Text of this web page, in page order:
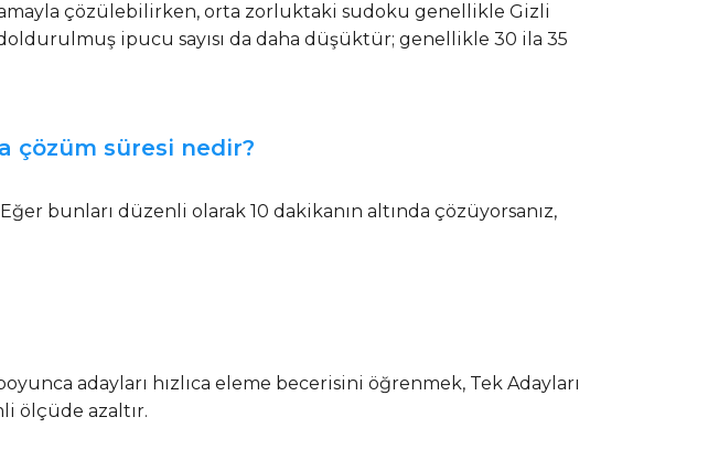
çözülebilirken, orta zorluktaki sudoku genellikle Gizli
ipucu sayısı da daha düşüktür; genellikle 30 ila 35
çözüm süresi nedir?
bunları düzenli olarak 10 dakikanın altında çözüyorsanız,
adayları hızlıca eleme becerisini öğrenmek, Tek Adayları
ölçüde azaltır.